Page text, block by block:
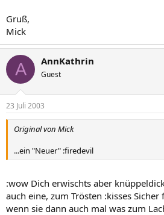
Gruß,
Mick
A AnnKathrin
Guest
23 Juli 2003
Original von Mick
...ein "Neuer" :firedevil
:wow Dich erwischts aber
auch eine, zum Trösten :kisses
wenn sie dann auch mal was zum